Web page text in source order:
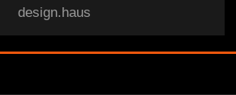
design.haus